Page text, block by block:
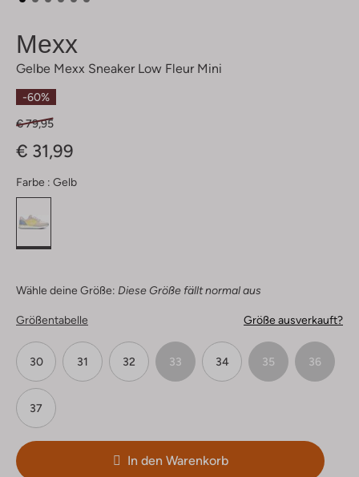
Mexx
Gelbe Mexx Sneaker Low Fleur Mini
-60%
€ 79,95
€ 31,99
Farbe : Gelb
Wähle deine Größe: Diese Größe fällt normal aus
Größentabelle Größe ausverkauft?
30 31 32 33 34 35 36
37
In den Warenkorb